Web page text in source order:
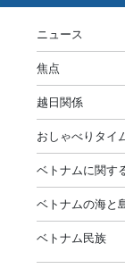
ニュース
焦点
越日関係
おしゃべりタイ
ベトナムに関す
ベトナムの海と
ベトナム民族